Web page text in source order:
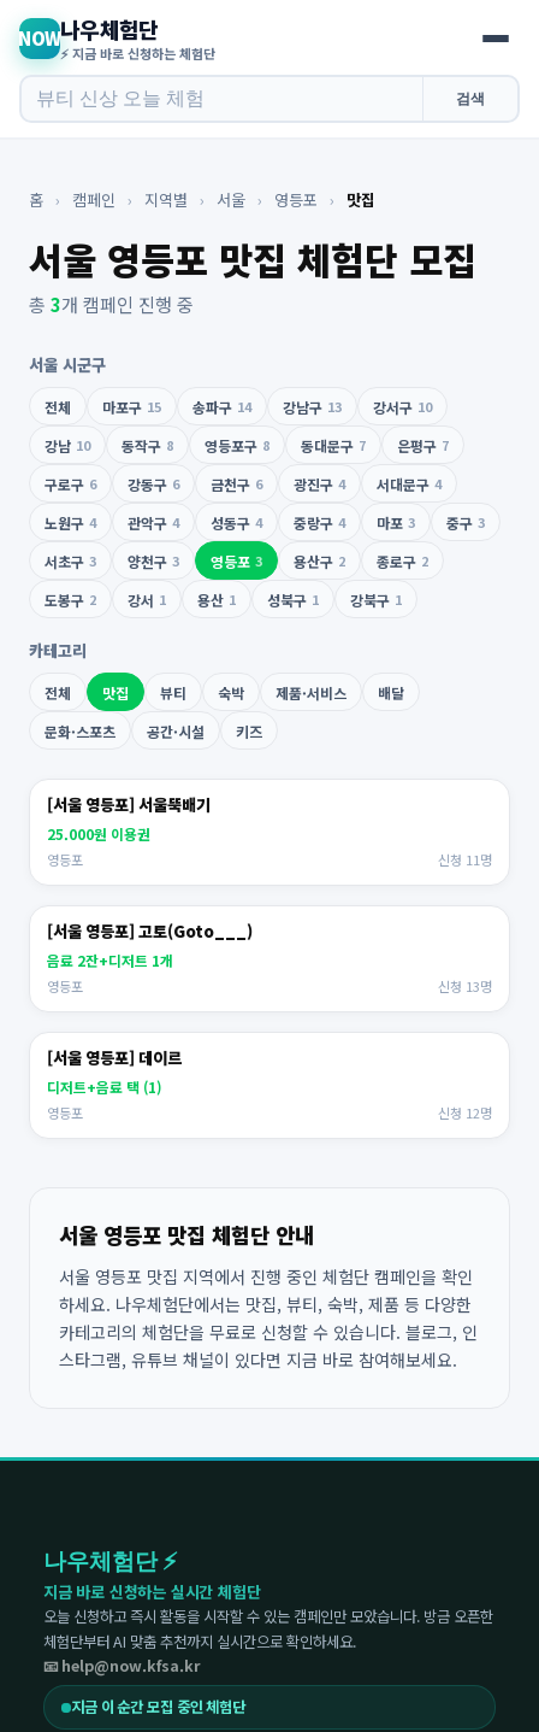
NOW나우체험단
⚡ 지금 바로 신청하는 체험단
검색
홈 › 캠페인 › 지역별 › 서울 › 영등포 › 맛집
서울 영등포 맛집 체험단 모집
총 3개 캠페인 진행 중
서울 시군구
전체 마포구 15 송파구 14 강남구 13 강서구 10
강남 10 동작구 8 영등포구 8 동대문구 7 은평구 7
구로구 6 강동구 6 금천구 6 광진구 4 서대문구 4
노원구 4 관악구 4 성동구 4 중랑구 4 마포 3 중구 3
서초구 3 양천구 3 영등포 3 용산구 2 종로구 2
도봉구 2 강서 1 용산 1 성북구 1 강북구 1
카테고리
전체 맛집 뷰티 숙박 제품·서비스
배달
문화·스포츠
공간·시설 키즈
[서울 영등포] 서울뚝배기
25.000원 이용권
영등포 신청 11명
[서울 영등포] 고토(Goto___)
음료 2잔+디저트 1개
영등포 신청 13명
[서울 영등포] 데이르
디저트+음료 택 (1)
영등포 신청 12명
서울 영등포 맛집 체험단 안내
서울 영등포 맛집 지역에서 진행 중인 체험단 캠페인을 확인
하세요. 나우체험단에서는 맛집, 뷰티, 숙박, 제품 등 다양한
카테고리의 체험단을 무료로 신청할 수 있습니다. 블로그, 인
스타그램, 유튜브 채널이 있다면 지금 바로 참여해보세요.
나우체험단 ⚡
지금 바로 신청하는 실시간 체험단
오늘 신청하고 즉시 활동을 시작할 수 있는 캠페인만 모았습니다. 방금 오픈한
체험단부터 AI 맞춤 추천까지 실시간으로 확인하세요.
📧 help@now.kfsa.kr
지금 이 순간 모집 중인 체험단